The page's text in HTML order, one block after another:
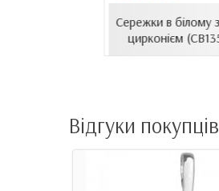
Сережки в білому
цирконієм
Відгуки покупців